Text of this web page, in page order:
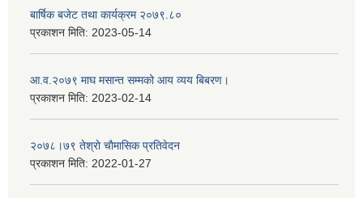
बार्षिक बजेट तथा कार्यक्रम २०७९.८०
प्रकाशन मिति: 2023-05-14
आ.व.२०७९ माघ मसान्त सम्मको आय व्यय बिबरण।
प्रकाशन मिति: 2023-02-14
२०७८।७९ तेश्राे चाैमासिक प्रतिवेदन
प्रकाशन मिति: 2022-01-27